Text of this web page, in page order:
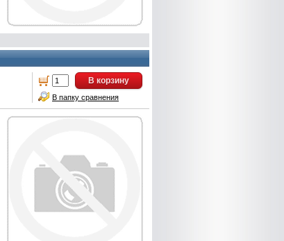
В корзину
В папку сравнения